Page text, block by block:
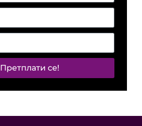
Претплати се!